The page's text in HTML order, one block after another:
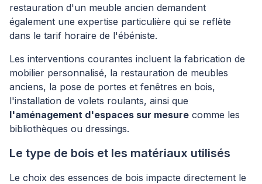
restauration d'un meuble ancien demandent
également une expertise particulière qui se reflète
dans le tarif horaire de l'ébéniste.
Les interventions courantes incluent la fabrication de
mobilier personnalisé, la restauration de meubles
anciens, la pose de portes et fenêtres en bois,
l'installation de volets roulants, ainsi que
l'aménagement d'espaces sur mesure comme les
bibliothèques ou dressings.
Le type de bois et les matériaux utilisés
Le choix des essences de bois impacte directement le